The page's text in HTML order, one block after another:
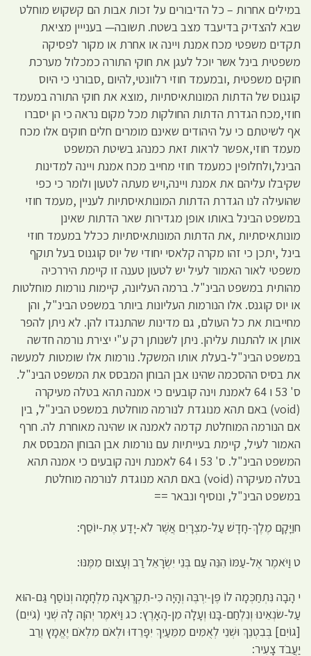
במילים אחרות – כל הדיבורים על זכות אבות הם קשקוש מוחלט
שבא להצדיק בדיעבד מצב בשטח. תשובה— בענייין מציאת
תקדים משפטי מכח אמנת ויינה או אחרת או מקור לפסיקה
משפטית בינל אשר יוכל לעגן את חוקי התורה כמכלול מערכת
חוקים משפטית ,ובמעמד חוזי רלוונטי,להיום ,סבורני כי היוס
קוגנוס של הדתות המונותאיסתיות ,מוצא את חוקי התורה במעמד
חוזי,מכח הגדרת הדתות החולקות מכל מקום נראה כי הן יסברו
אף לשיטתם כי על היהודים שאינם מומרים חלים חוקים אלו מכח
מעמד חוזי,אפשר לראות זאת כמנהג בשיטת המשפט
הבינל,ולחלופין כמעמד חוזי מחייב מכח אמנת ויינה למדינות
שקיבלו עליהם את אמנת ויינה,ויש מעתה לטעון ולומר כי כפי
שהועילה לנו הגדרת הדתות המונותאיסתיות לעניין ,מעמד חוזי
במשפט הבינל באותו אופן מגדירות שאר הדתות שאינן
מונותאיסתיות ,את הדתות המונותאיסתיות ככלל במעמד חוזי
בינל ,יתכן כי זהו מקרה קלאסי יחודי של יוס קוגנוס בעל תוקף
משפטי לאור האמור לעיל יש לטעון טענה זו קיימת היררכיה
מהותית במשפט הבינ"ל. ברמה העליונה, קיימות נורמות מוחלטות
או יוס קוגנס. אלו הנורמות העליונות ביותר במשפט הבינ"ל, והן
מחייבות את כל העולם, גם מדינות שהתנגדו להן. לא ניתן להפר
אותן או להתנות עליהן. ניתן לשנותן רק ע"י יצירת נורמה חדשה
במשפט הבינ"ל-בעלת אותו המשקל. נורמות אלו שומטות למעשה
את בסיס ההסכמה שהינו אבן הבוחן המבסס את המשפט הבינ"ל.
ס' 53 ו 64 לאמנת וינה קובעים כי אמנה תהא בטלה מעיקרה
(void) באם תהא מנוגדת לנורמה מוחלטת במשפט הבינ"ל, בין
אם הנורמה המוחלטת קדמה לאמנה או שהינה מאוחרת לה. חרף
האמור לעיל, קיימת בעייתיות עם נורמות אבן הבוחן המבסס את
המשפט הבינ"ל. ס' 53 ו 64 לאמנת וינה קובעים כי אמנה תהא
בטלה מעיקרה (void) באם תהא מנוגדת לנורמה מוחלטת
במשפט הבינ"ל, ונוסיף ונבאר ==
חוַיָּקָם מֶלֶךְ-חָדָשׁ עַל-מִצְרָיִם אֲשֶׁר לֹא-יָדַע אֶת-יוֹסֵף:
ט וַיֹּאמֶר אֶל-עַמּוֹ הִנֵּה עַם בְּנֵי יִשְׂרָאֵל רַב וְעָצוּם מִמֶּנּוּ:
י הָבָה נִּתְחַכְּמָה לוֹ פֶּן-יִרְבֶּה וְהָיָה כִּי-תִקְרֶאנָה מִלְחָמָה וְנוֹסַף גַּם-הוּא
עַל-שׂנְאֵינוּ וְנִלְחַם-בָּנוּ וְעָלָה מִן-הָאָרֶץ: כג וַיֹּאמֶר יְהֹוָה לָהּ שְׁנֵי (גֹייִם)
[גוֹיִם] בְּבִטְנֵךְ וּשְׁנֵי לְאֻמִּים מִמֵּעַיִךְ יִפָּרֵדוּ וּלְאֹם מִלְאֹם יֶאֱמָץ וְרַב
יַעֲבֹד צָעִיר: